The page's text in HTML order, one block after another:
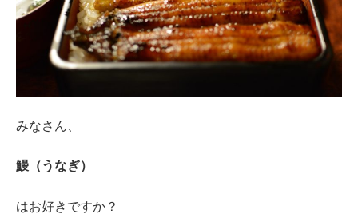
みなさん、
鰻（うなぎ）
はお好きですか？